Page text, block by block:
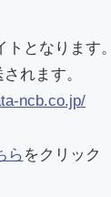
となります。
れます。
ncb.co.jp/
らをクリック